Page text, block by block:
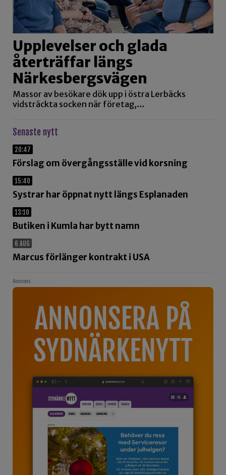
Upplevelser och glada
återträffar längs
Närkesbergsvägen
Massor av besökare dök upp i östra Lerbäcks
vidsträckta socken när företag,…
Senaste nytt
20:47
Förslag om övergångsställe vid korsning
15:40
Systrar har öppnat nytt längs Esplanaden
13:10
Butiken i Kumla har bytt namn
6 AUG
Marcus förlänger kontrakt i USA
Annons